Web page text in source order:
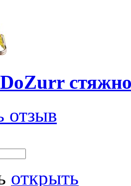
отзыв
открыть